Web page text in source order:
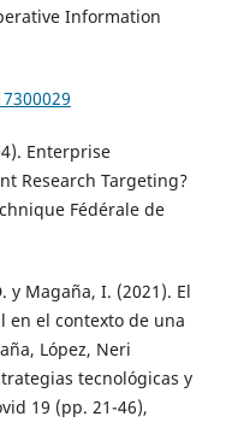
Information
Enterprise
Research Targeting?
Fédérale de
y Magaña, I. (2021). El
en el contexto de una
López, Neri
tecnológicas y
19 (pp. 21-46),